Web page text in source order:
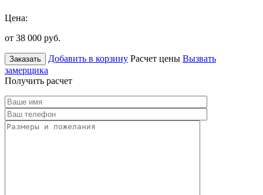
Цена:
от 38 000 руб.
Заказать Добавить в корзину Расчет цены Вызвать
замерщика
Получить расчет